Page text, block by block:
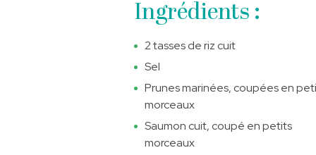
Ingrédients :
2 tasses de riz cuit
Sel
Prunes marinées, coupées en
morceaux
Saumon cuit, coupé en petits
morceaux